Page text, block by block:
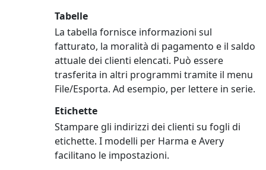
Tabelle
La tabella fornisce informazioni sul
fatturato, la moralità di pagamento e il saldo
attuale dei clienti elencati. Può essere
trasferita in altri programmi tramite il menu
File/Esporta. Ad esempio, per lettere in serie.
Etichette
Stampare gli indirizzi dei clienti su fogli di
etichette. I modelli per Harma e Avery
facilitano le impostazioni.